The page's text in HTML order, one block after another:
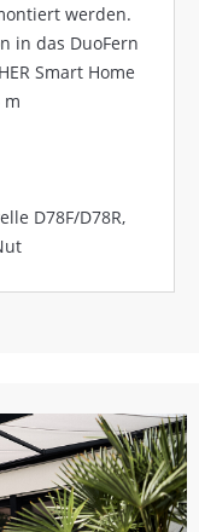
werden.
in das DuoFern
Smart Home
m
D78F/D78R,